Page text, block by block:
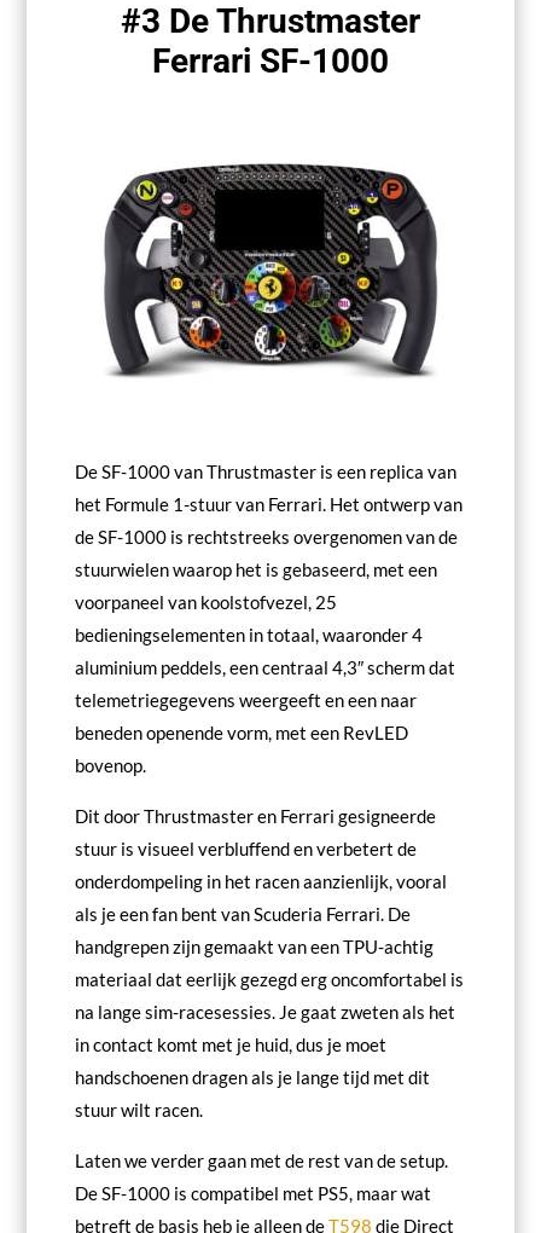
#3 De Thrustmaster
Ferrari SF-1000
De SF-1000 van Thrustmaster is een replica van
het Formule 1-stuur van Ferrari. Het ontwerp van
de SF-1000 is rechtstreeks overgenomen van de
stuurwielen waarop het is gebaseerd, met een
voorpaneel van koolstofvezel, 25
bedieningselementen in totaal, waaronder 4
aluminium peddels, een centraal 4,3″ scherm dat
telemetriegegevens weergeeft en een naar
beneden openende vorm, met een RevLED
bovenop.
Dit door Thrustmaster en Ferrari gesigneerde
stuur is visueel verbluffend en verbetert de
onderdompeling in het racen aanzienlijk, vooral
als je een fan bent van Scuderia Ferrari. De
handgrepen zijn gemaakt van een TPU-achtig
materiaal dat eerlijk gezegd erg oncomfortabel is
na lange sim-racesessies. Je gaat zweten als het
in contact komt met je huid, dus je moet
handschoenen dragen als je lange tijd met dit
stuur wilt racen.
Laten we verder gaan met de rest van de setup.
De SF-1000 is compatibel met PS5, maar wat
betreft de basis heb je alleen deT598 die Direct